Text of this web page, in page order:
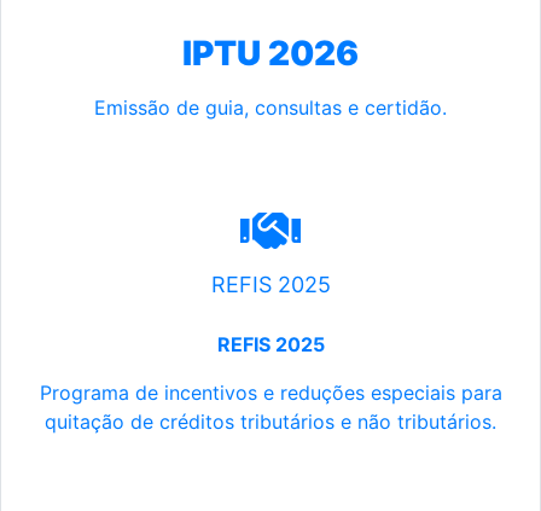
IPTU 2026
Emissão de guia, consultas e certidão.
REFIS 2025
REFIS 2025
Programa de incentivos e reduções especiais para
quitação de créditos tributários e não tributários.